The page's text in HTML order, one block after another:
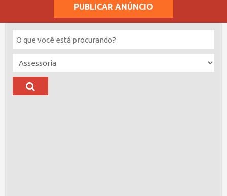
PUBLICAR ANÚNCIO